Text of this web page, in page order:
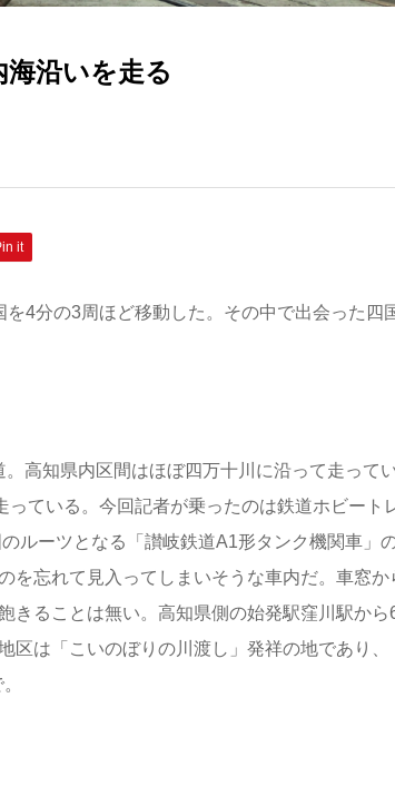
沿いを走る
it
4分の3周ほど移動した。その中で出会った四
高知県内区間はほぼ四万十川に沿って走って
ている。今回記者が乗ったのは鉄道ホビート
ルーツとなる「讃岐鉄道A1形タンク機関車」
を忘れて見入ってしまいそうな車内だ。車窓か
きることは無い。高知県側の始発駅窪川駅から
は「こいのぼりの川渡し」発祥の地であり、